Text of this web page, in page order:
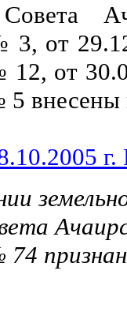
3, от
12, от
5 внесены
74